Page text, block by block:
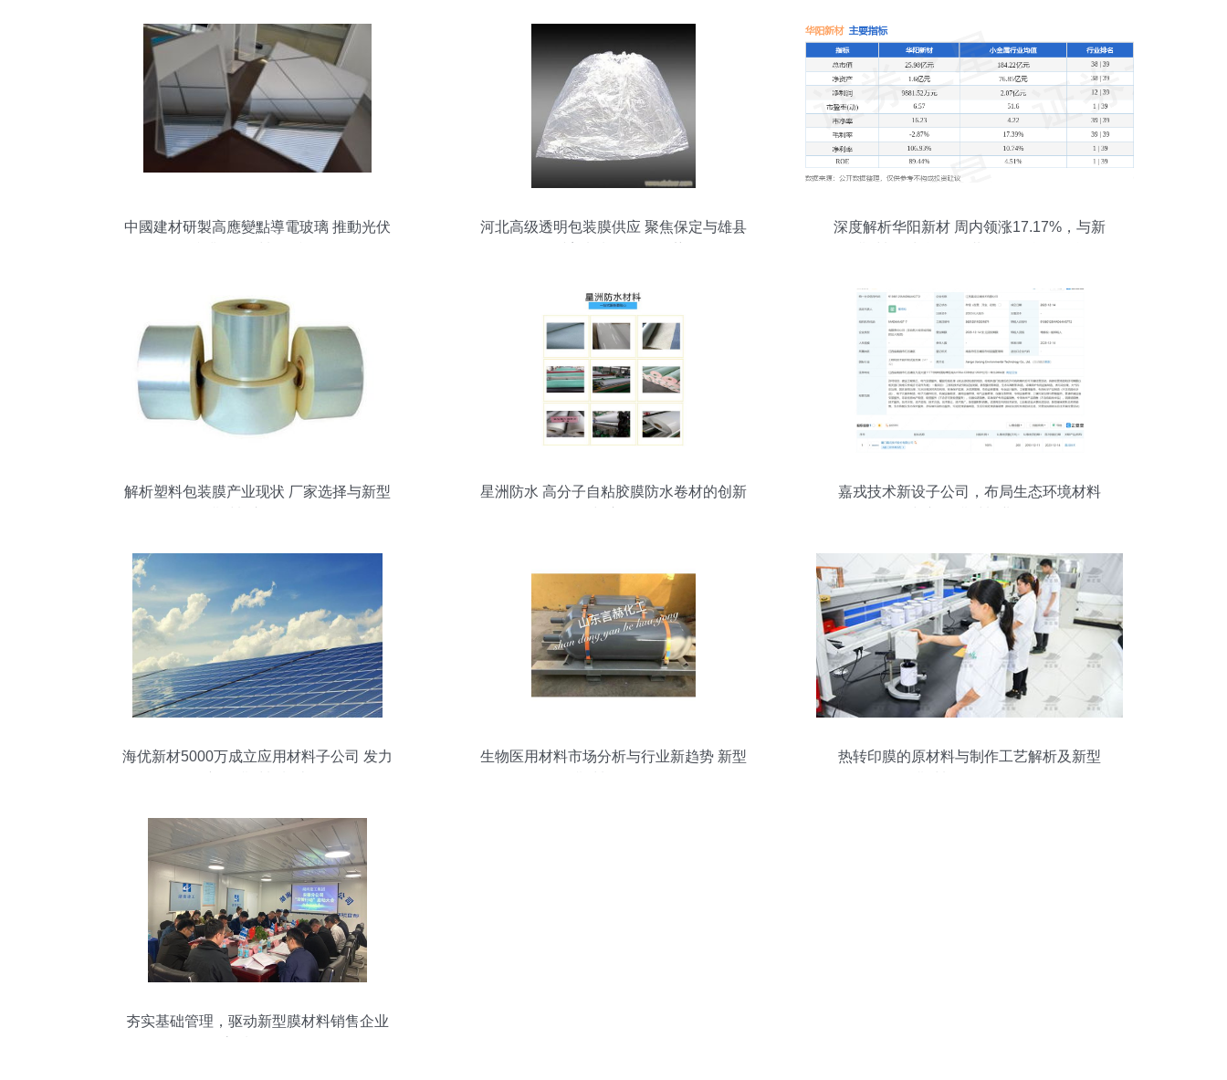
中國建材研製高應變點導電玻璃 推動光伏
河北高级透明包装膜供应 聚焦保定与雄县
深度解析华阳新材 周内领涨17.17%，与新
解析塑料包装膜产业现状 厂家选择与新型
星洲防水 高分子自粘胶膜防水卷材的创新
嘉戎技术新设子公司，布局生态环境材料
海优新材5000万成立应用材料子公司 发力
生物医用材料市场分析与行业新趋势 新型
热转印膜的原材料与制作工艺解析及新型
夯实基础管理，驱动新型膜材料销售企业